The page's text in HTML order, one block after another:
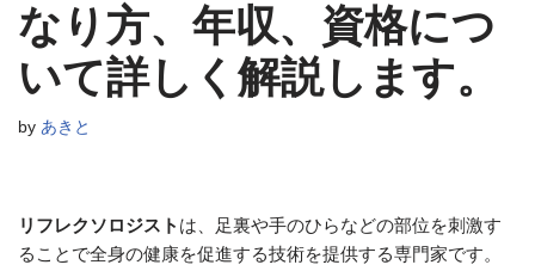
なり方、年収、資格につ
いて詳しく解説します。
by あきと
リフレクソロジスト は、足裏や手のひらなどの部位を刺激す
ることで全身の健康を促進する技術を提供する専門家です。